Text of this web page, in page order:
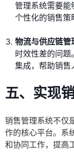
管理系统需要
个性化的销售策
物流与供应链管
时效性差的问
集成，帮助销售
五、实现
销售管理系统不仅
作的核心平台。系
和协同工作，提高